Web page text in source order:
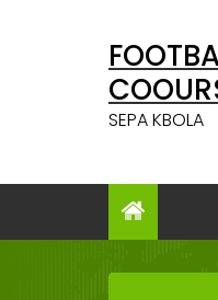
SEPA KBOLA